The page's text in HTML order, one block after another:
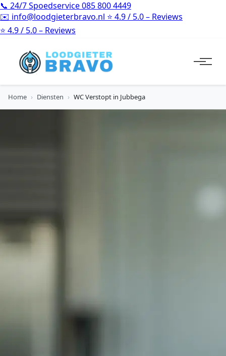
📞 24/7 Spoedservice085 800 4449
✉️ info@loodgieterbravo.nl ⭐ 4.9 / 5.0 – Reviews
⭐ 4.9 / 5.0 – Reviews
Home › Diensten › WC Verstopt in Jubbega